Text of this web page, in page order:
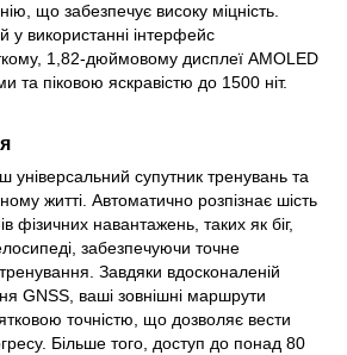
що забезпечує високу міцність.
у використанні інтерфейс
1,82-дюймовому дисплеї AMOLED
та піковою яскравістю до 1500 ніт.
універсальний супутник тренувань та
житті. Автоматично розпізнає шість
фізичних навантажень, таких як біг,
забезпечуючи точне
Завдяки вдосконаленій
GNSS, ваші зовнішні маршрути
точністю, що дозволяє вести
Більше того, доступ до понад 80